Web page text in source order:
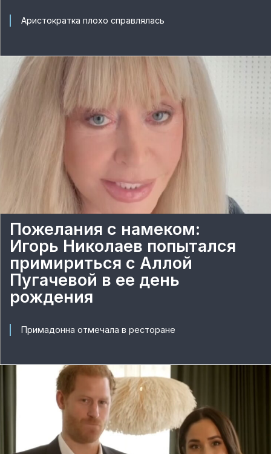
Аристократка плохо справлялась
Пожелания с намеком:
Игорь Николаев попытался
примириться с Аллой
Пугачевой в ее день
рождения
Примадонна отмечала в ресторане